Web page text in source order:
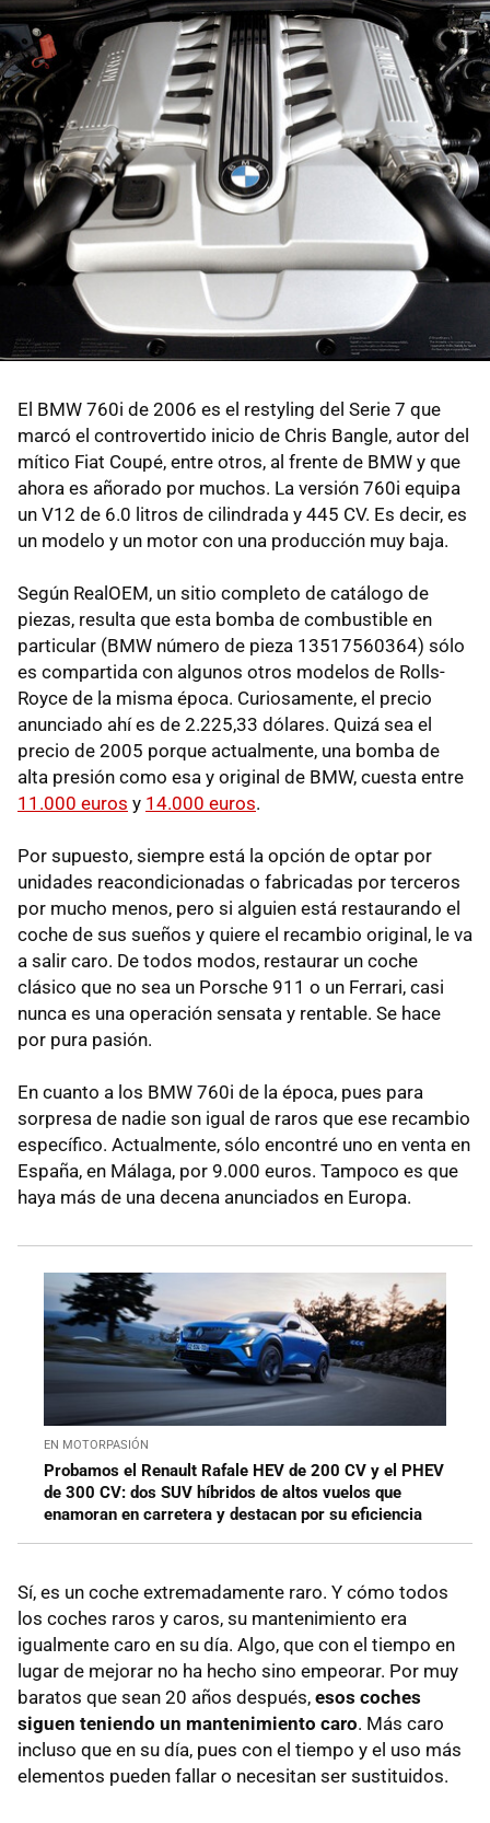
El BMW 760i de 2006 es el restyling del Serie 7 que
marcó el controvertido inicio de Chris Bangle, autor del
mítico Fiat Coupé, entre otros, al frente de BMW y que
ahora es añorado por muchos. La versión 760i equipa
un V12 de 6.0 litros de cilindrada y 445 CV. Es decir, es
un modelo y un motor con una producción muy baja.
Según RealOEM, un sitio completo de catálogo de
piezas, resulta que esta bomba de combustible en
particular (BMW número de pieza 13517560364) sólo
es compartida con algunos otros modelos de Rolls-
Royce de la misma época. Curiosamente, el precio
anunciado ahí es de 2.225,33 dólares. Quizá sea el
precio de 2005 porque actualmente, una bomba de
alta presión como esa y original de BMW, cuesta entre
11.000 euros y 14.000 euros.
Por supuesto, siempre está la opción de optar por
unidades reacondicionadas o fabricadas por terceros
por mucho menos, pero si alguien está restaurando el
coche de sus sueños y quiere el recambio original, le va
a salir caro. De todos modos, restaurar un coche
clásico que no sea un Porsche 911 o un Ferrari, casi
nunca es una operación sensata y rentable. Se hace
por pura pasión.
En cuanto a los BMW 760i de la época, pues para
sorpresa de nadie son igual de raros que ese recambio
específico. Actualmente, sólo encontré uno en venta en
España, en Málaga, por 9.000 euros. Tampoco es que
haya más de una decena anunciados en Europa.
EN MOTORPASIÓN
Probamos el Renault Rafale HEV de 200 CV y el PHEV
de 300 CV: dos SUV híbridos de altos vuelos que
enamoran en carretera y destacan por su eficiencia
Sí, es un coche extremadamente raro. Y cómo todos
los coches raros y caros, su mantenimiento era
igualmente caro en su día. Algo, que con el tiempo en
lugar de mejorar no ha hecho sino empeorar. Por muy
baratos que sean 20 años después, esos coches
siguen teniendo un mantenimiento caro. Más caro
incluso que en su día, pues con el tiempo y el uso más
elementos pueden fallar o necesitan ser sustituidos.